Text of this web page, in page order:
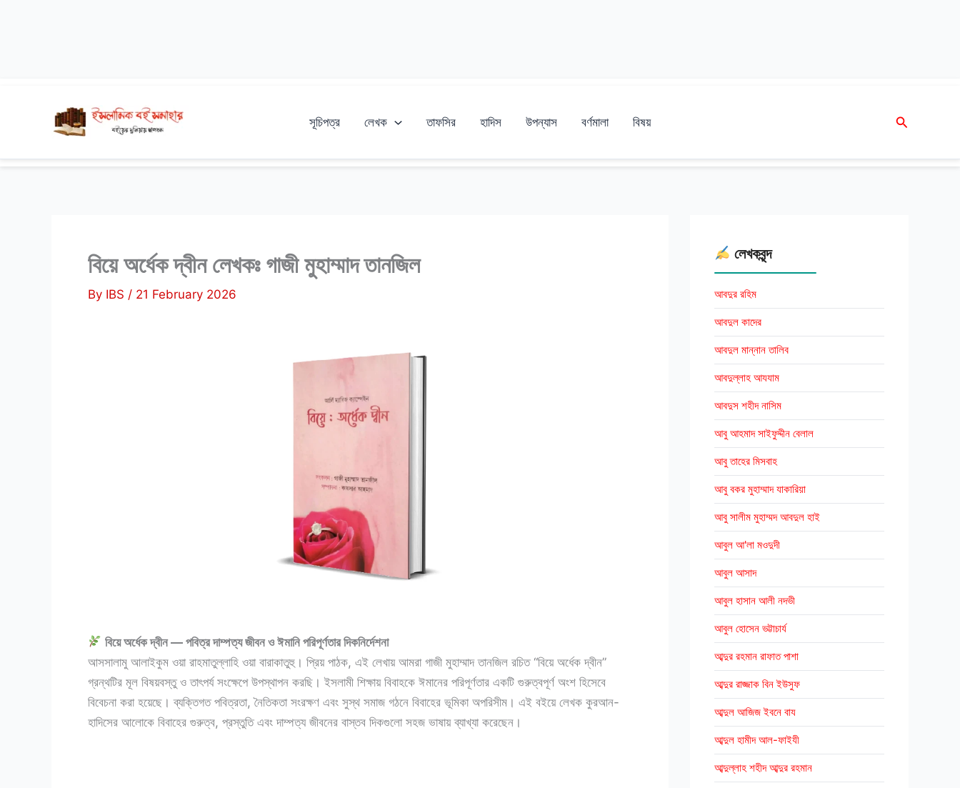
সূচিপত্র লেখক তাফসির হাদিস উপন্যাস বর্ণমালা বিষয় Search
বিয়ে অর্ধেক দ্বীন লেখকঃ গাজী মুহাম্মাদ তানজিল
By IBS / 21 February 2026
বিয়ে অর্ধেক দ্বীন — পবিত্র দাম্পত্য জীবন ও ঈমানি পরিপূর্ণতার দিকনির্দেশনা
আসসালামু আলাইকুম ওয়া রাহমাতুল্লাহি ওয়া বারাকাতুহু। প্রিয় পাঠক, এই লেখায় আমরা গাজী মুহাম্মাদ তানজিল রচিত “বিয়ে অর্ধেক দ্বীন”
গ্রন্থটির মূল বিষয়বস্তু ও তাৎপর্য সংক্ষেপে উপস্থাপন করছি। ইসলামী শিক্ষায় বিবাহকে ঈমানের পরিপূর্ণতার একটি গুরুত্বপূর্ণ অংশ হিসেবে
বিবেচনা করা হয়েছে। ব্যক্তিগত পবিত্রতা, নৈতিকতা সংরক্ষণ এবং সুস্থ সমাজ গঠনে বিবাহের ভূমিকা অপরিসীম। এই বইয়ে লেখক কুরআন-
হাদিসের আলোকে বিবাহের গুরুত্ব, প্রস্তুতি এবং দাম্পত্য জীবনের বাস্তব দিকগুলো সহজ ভাষায় ব্যাখ্যা করেছেন।
লেখকবৃন্দ
আবদুর রহিম
আবদুল কাদের
আবদুল মান্নান তালিব
আবদুল্লাহ আযযাম
আবদুস শহীদ নাসিম
আবু আহমাদ সাইফুদ্দীন বেলাল
আবু তাহের মিসবাহ
আবু বকর মুহাম্মাদ যাকারিয়া
আবু সালীম মুহাম্মদ আবদুল হাই
আবুল আ'লা মওদুদী
আবুল আসাদ
আবুল হাসান আলী নদভী
আবুল হোসেন ভট্টাচার্য
আব্দুর রহমান রাফাত পাশা
আব্দুর রাজ্জাক বিন ইউসুফ
আব্দুল আজিজ ইবনে বায
আব্দুল হামীদ আল-ফাইযী
আব্দুল্লাহ শহীদ আব্দুর রহমান